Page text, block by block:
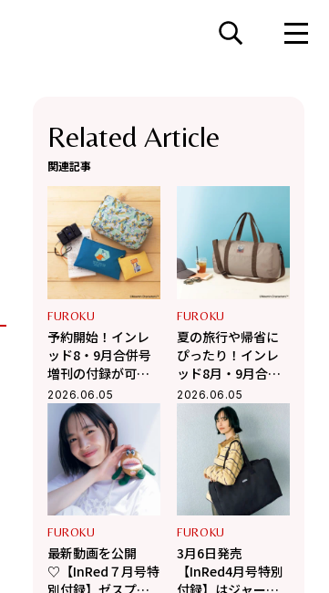
Related Article
関連記事
FUROKU
予約開始！インレ
ッド8・9月合併号
増刊の付録が可愛
すぎ♡ ムーミン 夏
色ポーチ3点セット
のサイズ感まとめ
2026.06.05
FUROKU
夏の旅行や帰省に
ぴったり！インレ
ッド8月・9月合併
号付録のリトルミ
イ「大容量ボスト
ンバッグ」が神ク
オリティで予約必
2026.06.05
FUROKU
最新動画を公開
♡【InRed７月号特
FUROKU
3月6日発売
【InRed4月号特別